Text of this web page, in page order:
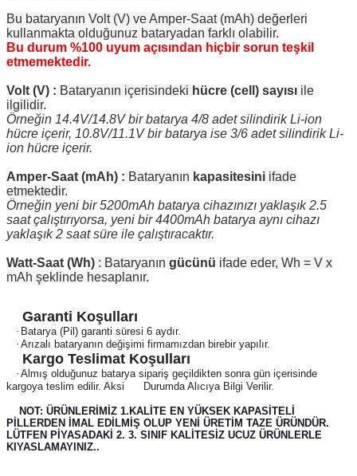
Bu bataryanın Volt (V) ve Amper-Saat (mAh) değerleri
kullanmakta olduğunuz bataryadan farklı olabilir.
Bu durum %100 uyum açısından hiçbir sorun teşkil
etmemektedir.
Volt (V) : Bataryanın içerisindeki hücre (cell) sayısı ile
ilgilidir.
Örneğin 14.4V/14.8V bir batarya 4/8 adet silindirik Li-ion
hücre içerir, 10.8V/11.1V bir batarya ise 3/6 adet silindirik Li-
ion hücre içerir.
Amper-Saat (mAh) : Bataryanın kapasitesini ifade
etmektedir.
Örneğin yeni bir 5200mAh batarya cihazınızı yaklaşık 2.5
saat çalıştırıyorsa, yeni bir 4400mAh batarya aynı cihazı
yaklaşık 2 saat süre ile çalıştıracaktır.
Watt-Saat (Wh) : Bataryanın gücünü ifade eder, Wh = V x
mAh şeklinde hesaplanır.
Garanti Koşulları
Batarya (Pil) garanti süresi 6 aydır.
Arızalı bataryanın değişimi firmamızdan birebir yapılır.
Kargo Teslimat Koşulları
Almış olduğunuz batarya sipariş geçildikten sonra gün içerisinde
kargoya teslim edilir. Aksi Durumda Alıcıya Bilgi Verilir.
NOT: ÜRÜNLERİMİZ 1.KALİTE EN YÜKSEK KAPASİTELİ
PİLLERDEN İMAL EDİLMİŞ OLUP YENİ ÜRETİM TAZE ÜRÜNDÜR.
LÜTFEN PİYASADAKİ 2. 3. SINIF KALİTESİZ UCUZ ÜRÜNLERLE
KIYASLAMAYINIZ..